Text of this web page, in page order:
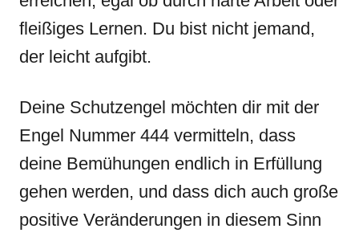
fleißiges Lernen. Du bist nicht jemand,
der leicht aufgibt.
Deine Schutzengel möchten dir mit der
Engel Nummer 444 vermitteln, dass
deine Bemühungen endlich in Erfüllung
gehen werden, und dass dich auch große
positive Veränderungen in diesem Sinn